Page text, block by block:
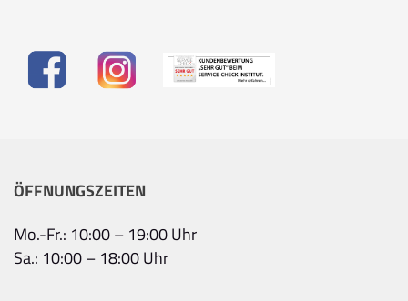
ÖFFNUNGSZEITEN
Mo.-Fr.: 10:00 – 19:00 Uhr
Sa.: 10:00 – 18:00 Uhr